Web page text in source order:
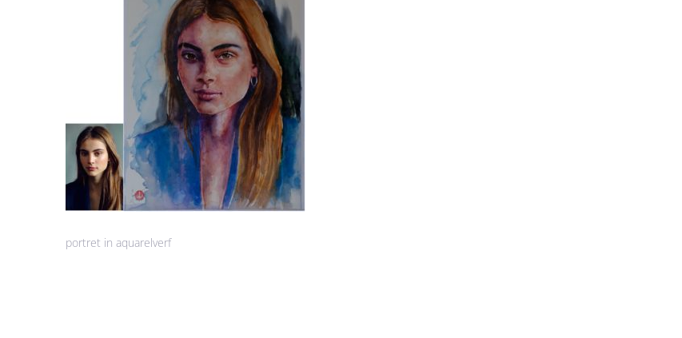
portret in aquarelverf